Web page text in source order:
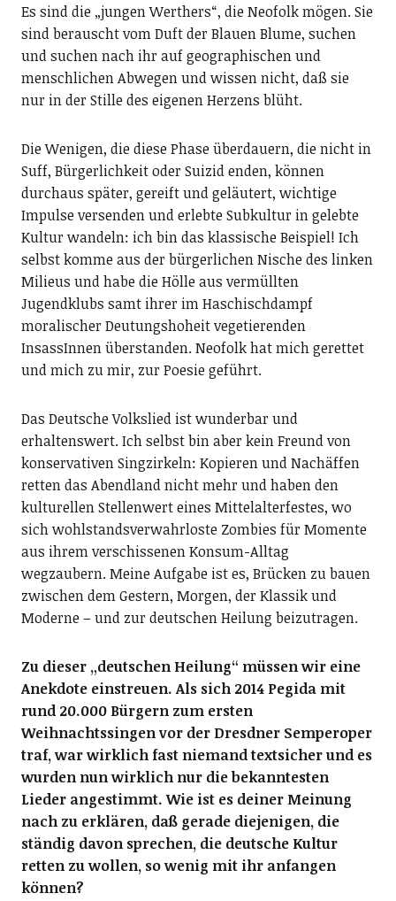
Es sind die „jungen Werthers“, die Neofolk mögen. Sie
sind berauscht vom Duft der Blauen Blume, suchen
und suchen nach ihr auf geographischen und
menschlichen Abwegen und wissen nicht, daß sie
nur in der Stille des eigenen Herzens blüht.
Die Wenigen, die diese Phase überdauern, die nicht in
Suff, Bürgerlichkeit oder Suizid enden, können
durchaus später, gereift und geläutert, wichtige
Impulse versenden und erlebte Subkultur in gelebte
Kultur wandeln: ich bin das klassische Beispiel! Ich
selbst komme aus der bürgerlichen Nische des linken
Milieus und habe die Hölle aus vermüllten
Jugendklubs samt ihrer im Haschischdampf
moralischer Deutungshoheit vegetierenden
InsassInnen überstanden. Neofolk hat mich gerettet
und mich zu mir, zur Poesie geführt.
Das Deutsche Volkslied ist wunderbar und
erhaltenswert. Ich selbst bin aber kein Freund von
konservativen Singzirkeln: Kopieren und Nachäffen
retten das Abendland nicht mehr und haben den
kulturellen Stellenwert eines Mittelalterfestes, wo
sich wohlstandsverwahrloste Zombies für Momente
aus ihrem verschissenen Konsum-Alltag
wegzaubern. Meine Aufgabe ist es, Brücken zu bauen
zwischen dem Gestern, Morgen, der Klassik und
Moderne – und zur deutschen Heilung beizutragen.
Zu dieser „deutschen Heilung“ müssen wir eine
Anekdote einstreuen. Als sich 2014 Pegida mit
rund 20.000 Bürgern zum ersten
Weihnachtssingen vor der Dresdner Semperoper
traf, war wirklich fast niemand textsicher und es
wurden nun wirklich nur die bekanntesten
Lieder angestimmt. Wie ist es deiner Meinung
nach zu erklären, daß gerade diejenigen, die
ständig davon sprechen, die deutsche Kultur
retten zu wollen, so wenig mit ihr anfangen
können?